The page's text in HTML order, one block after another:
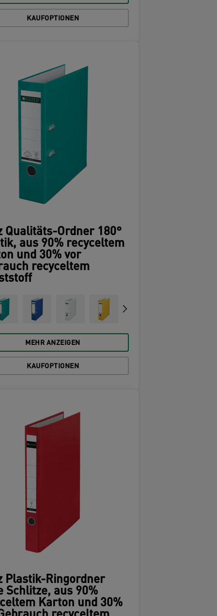
KAUFOPTIONEN
Qualitäts-Ordner 180°
aus 90% recyceltem
und 30% vor
recyceltem
MEHR ANZEIGEN
KAUFOPTIONEN
Plastik-Ringordner
Schlitze, aus 90%
Karton und 30%